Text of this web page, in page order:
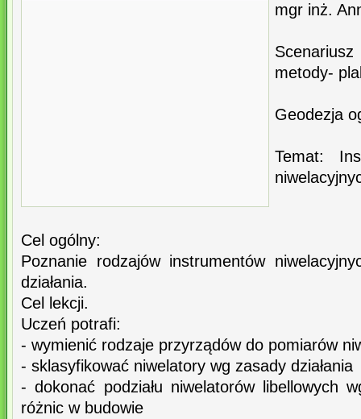
mgr inż.
metody-
Geodezja
Temat:
Cel ogólny:
Poznanie rodzajów instrumentów
działania.
Cel lekcji.
Uczeń potrafi:
- wymienić rodzaje przyrządów do pomiarów
- sklasyfikować niwelatory wg zasady działania
- dokonać podziału niwelatorów libellowych
różnic w budowie